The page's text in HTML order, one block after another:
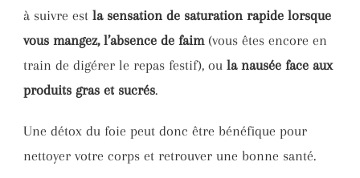
à suivre est la sensation de saturation rapide lorsque
vous mangez, l’absence de faim(vous êtes encore en
train de digérer le repas festif), ou la nausée face aux
produits gras et sucrés.
Une détox du foie peut donc être bénéfique pour
nettoyer votre corps et retrouver une bonne santé.